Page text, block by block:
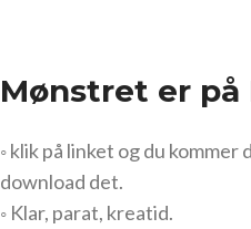
Mønstret er på
◦ klik på linket og du
download det.
◦ Klar, parat, kreatid.